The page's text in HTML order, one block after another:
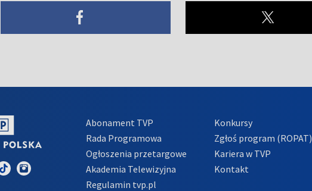
Abonament TVP
Rada Programowa
Ogłoszenia przetargowe
Akademia Telewizyjna
Regulamin tvp.pl
Konkursy
Zgłoś program (ROPAT)
Kariera w TVP
Kontakt